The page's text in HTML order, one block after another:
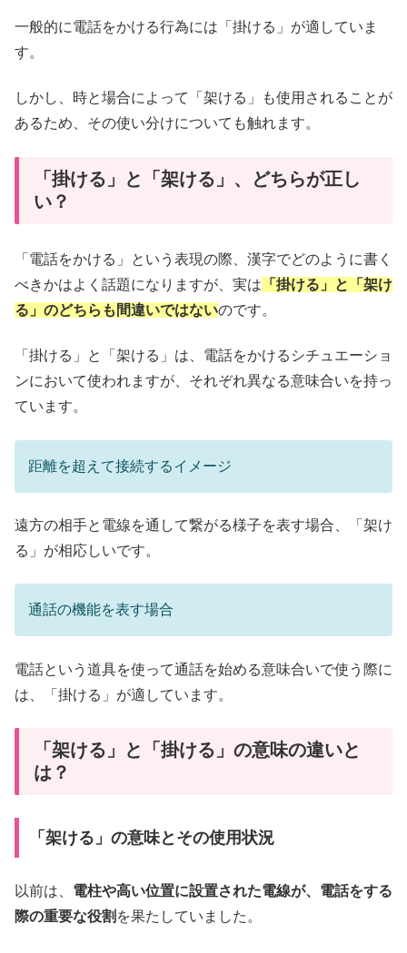
一般的に電話をかける行為には「掛ける」が適していま
す。
しかし、時と場合によって「架ける」も使用されることが
あるため、その使い分けについても触れます。
「掛ける」と「架ける」、どちらが正し
い？
「電話をかける」という表現の際、漢字でどのように書く
べきかはよく話題になりますが、実は 「掛ける」と「架け
る」のどちらも間違いではないのです。
「掛ける」と「架ける」は、電話をかけるシチュエーショ
ンにおいて使われますが、それぞれ異なる意味合いを持っ
ています。
距離を超えて接続するイメージ
遠方の相手と電線を通して繋がる様子を表す場合、「架け
る」が相応しいです。
通話の機能を表す場合
電話という道具を使って通話を始める意味合いで使う際に
は、「掛ける」が適しています。
「架ける」と「掛ける」の意味の違いと
は？
「架ける」の意味とその使用状況
以前は、 電柱や高い位置に設置された電線が、電話をする
際の重要な役割 を果たしていました。